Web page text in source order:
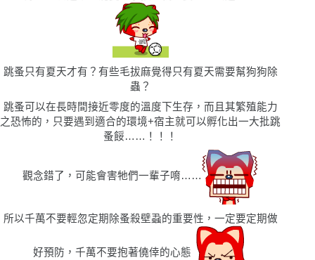
跳蚤只有夏天才有？有些毛拔麻覺得只有夏天需要幫狗狗除
蟲？
跳蚤可以在長時間接近零度的溫度下生存，而且其繁殖能力
之恐怖的，只要遇到適合的環境+宿主就可以孵化出一大批跳
蚤餒……！！！
觀念錯了，可能會害牠們一輩子唷……
所以千萬不要輕忽定期除蚤殺壁蝨的重要性，一定要定期做
好預防，千萬不要抱著僥倖的心態